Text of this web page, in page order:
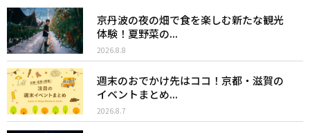
京丹波の夜の畑で食を楽しむ新たな観光
体験！夏野菜の...
2026.8.8
週末のおでかけ先はココ！京都・滋賀の
イベントまとめ...
2026.8.7